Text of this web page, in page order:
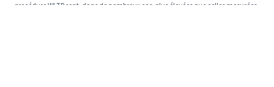
procédure WLTP sont, dans de nombreux cas, plus élevées que celles mesurées